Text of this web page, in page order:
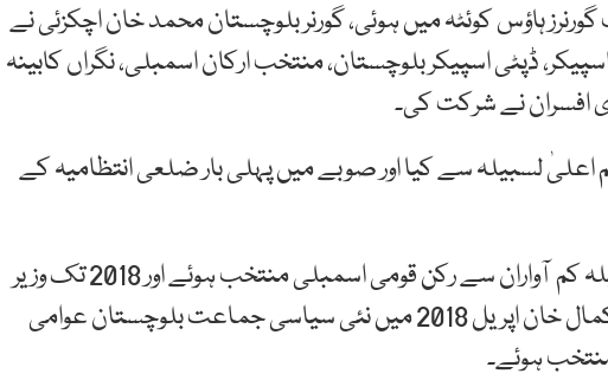
ہاؤس کوئٹہ میں ہوئی، گورنر بلوچستان محمد خان اچکزئی نے
ڈپٹی اسپیکر بلوچستان، منتخب ارکان اسمبلی، نگراں کابینہ
افسران نے شرکت کی۔
لسبیلہ سے کیا اور صوبے میں پہلی بار ضلعی انتظامیہ کے
2013 کے عام انتخابات میں این اے 270 لسبیلہ کم آواران سے رکن قومی اسمبلی منتخب ہوئے اور 2018 تک وزیر
مملکت برائے پٹرولیم و قدرتی وسائل رہے، جام کمال خان اپریل 2018 میں نئی سیاسی جماعت بلوچستان عوامی
ہوئے۔